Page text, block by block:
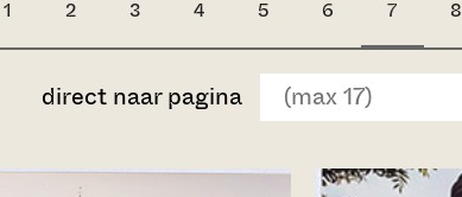
1 2 3 4 5 6 7 8
direct naar pagina